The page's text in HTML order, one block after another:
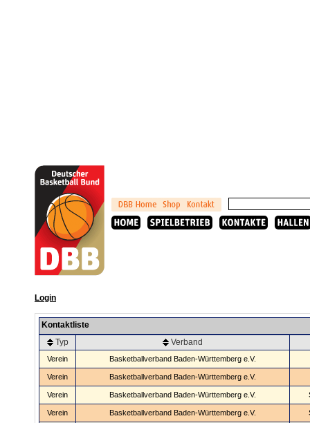
Login
Kontaktliste
Typ
Verband
Verein Basketballverband Baden-Württemberg e.V.
Verein Basketballverband Baden-Württemberg e.V.
Verein Basketballverband Baden-Württemberg e.V.
Verein Basketballverband Baden-Württemberg e.V.